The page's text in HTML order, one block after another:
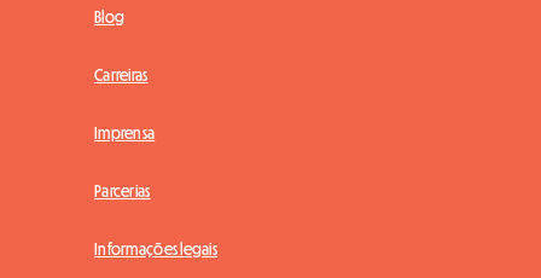
Blog
Carreiras
Imprensa
Parcerias
Informações legais